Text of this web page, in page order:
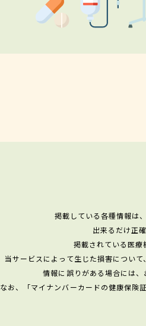
掲載している各種情報は
出来るだけ正
掲載されている医療
当サービスによって生じた損害につい
情報に誤りがある場合には
なお、「マイナンバーカードの健康保険